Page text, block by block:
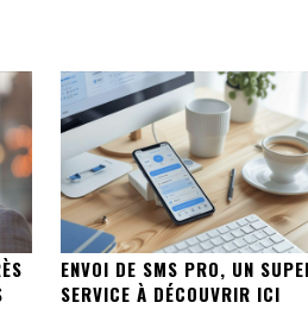
ENVOI DE SMS PRO, UN
SERVICE À DÉCOUVRIR ICI